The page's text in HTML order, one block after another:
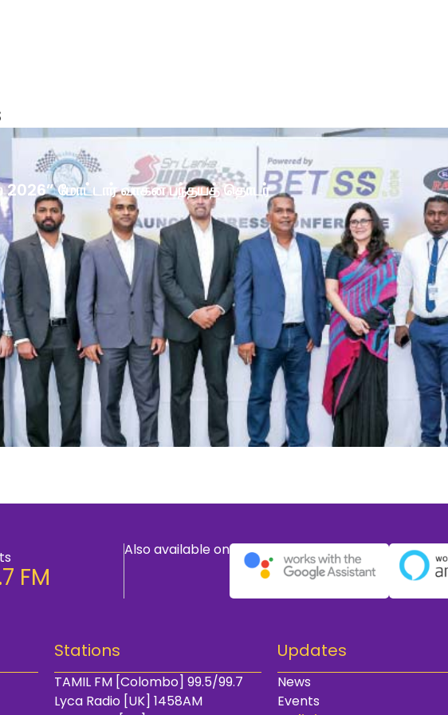
2026” மோட்டார் வாகன பந்தயத் தொடர்
FM
Also available on
Stations
TAMIL FM [Colombo] 99.5/99.7
Lyca Radio [UK] 1458AM
Updates
News
Events